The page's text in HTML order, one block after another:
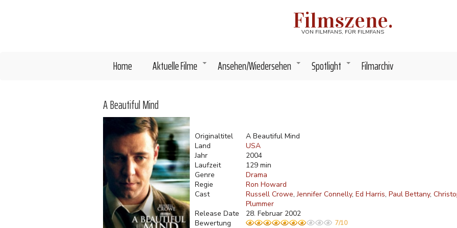
Filmszene.
VON FILMFANS, FÜR FILMFANS
Home +
Aktuelle Filme +
Ansehen/Wiedersehen +
Spotlight Filmarchiv
A Beautiful Mind
Originaltitel
A Beautiful Mind
Land
USA
Jahr
2004
Laufzeit
129 min
Genre
Drama
Regie
Ron Howard
Cast
Russell Crowe Jennifer Connelly Ed Harris Paul Bettany
Plummer
Release Date
28. Februar 2002
Bewertung
7/10